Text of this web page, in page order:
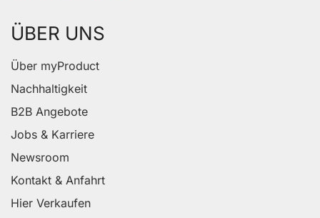
ÜBER UNS
Über myProduct
Nachhaltigkeit
B2B Angebote
Jobs & Karriere
Newsroom
Kontakt & Anfahrt
Hier Verkaufen